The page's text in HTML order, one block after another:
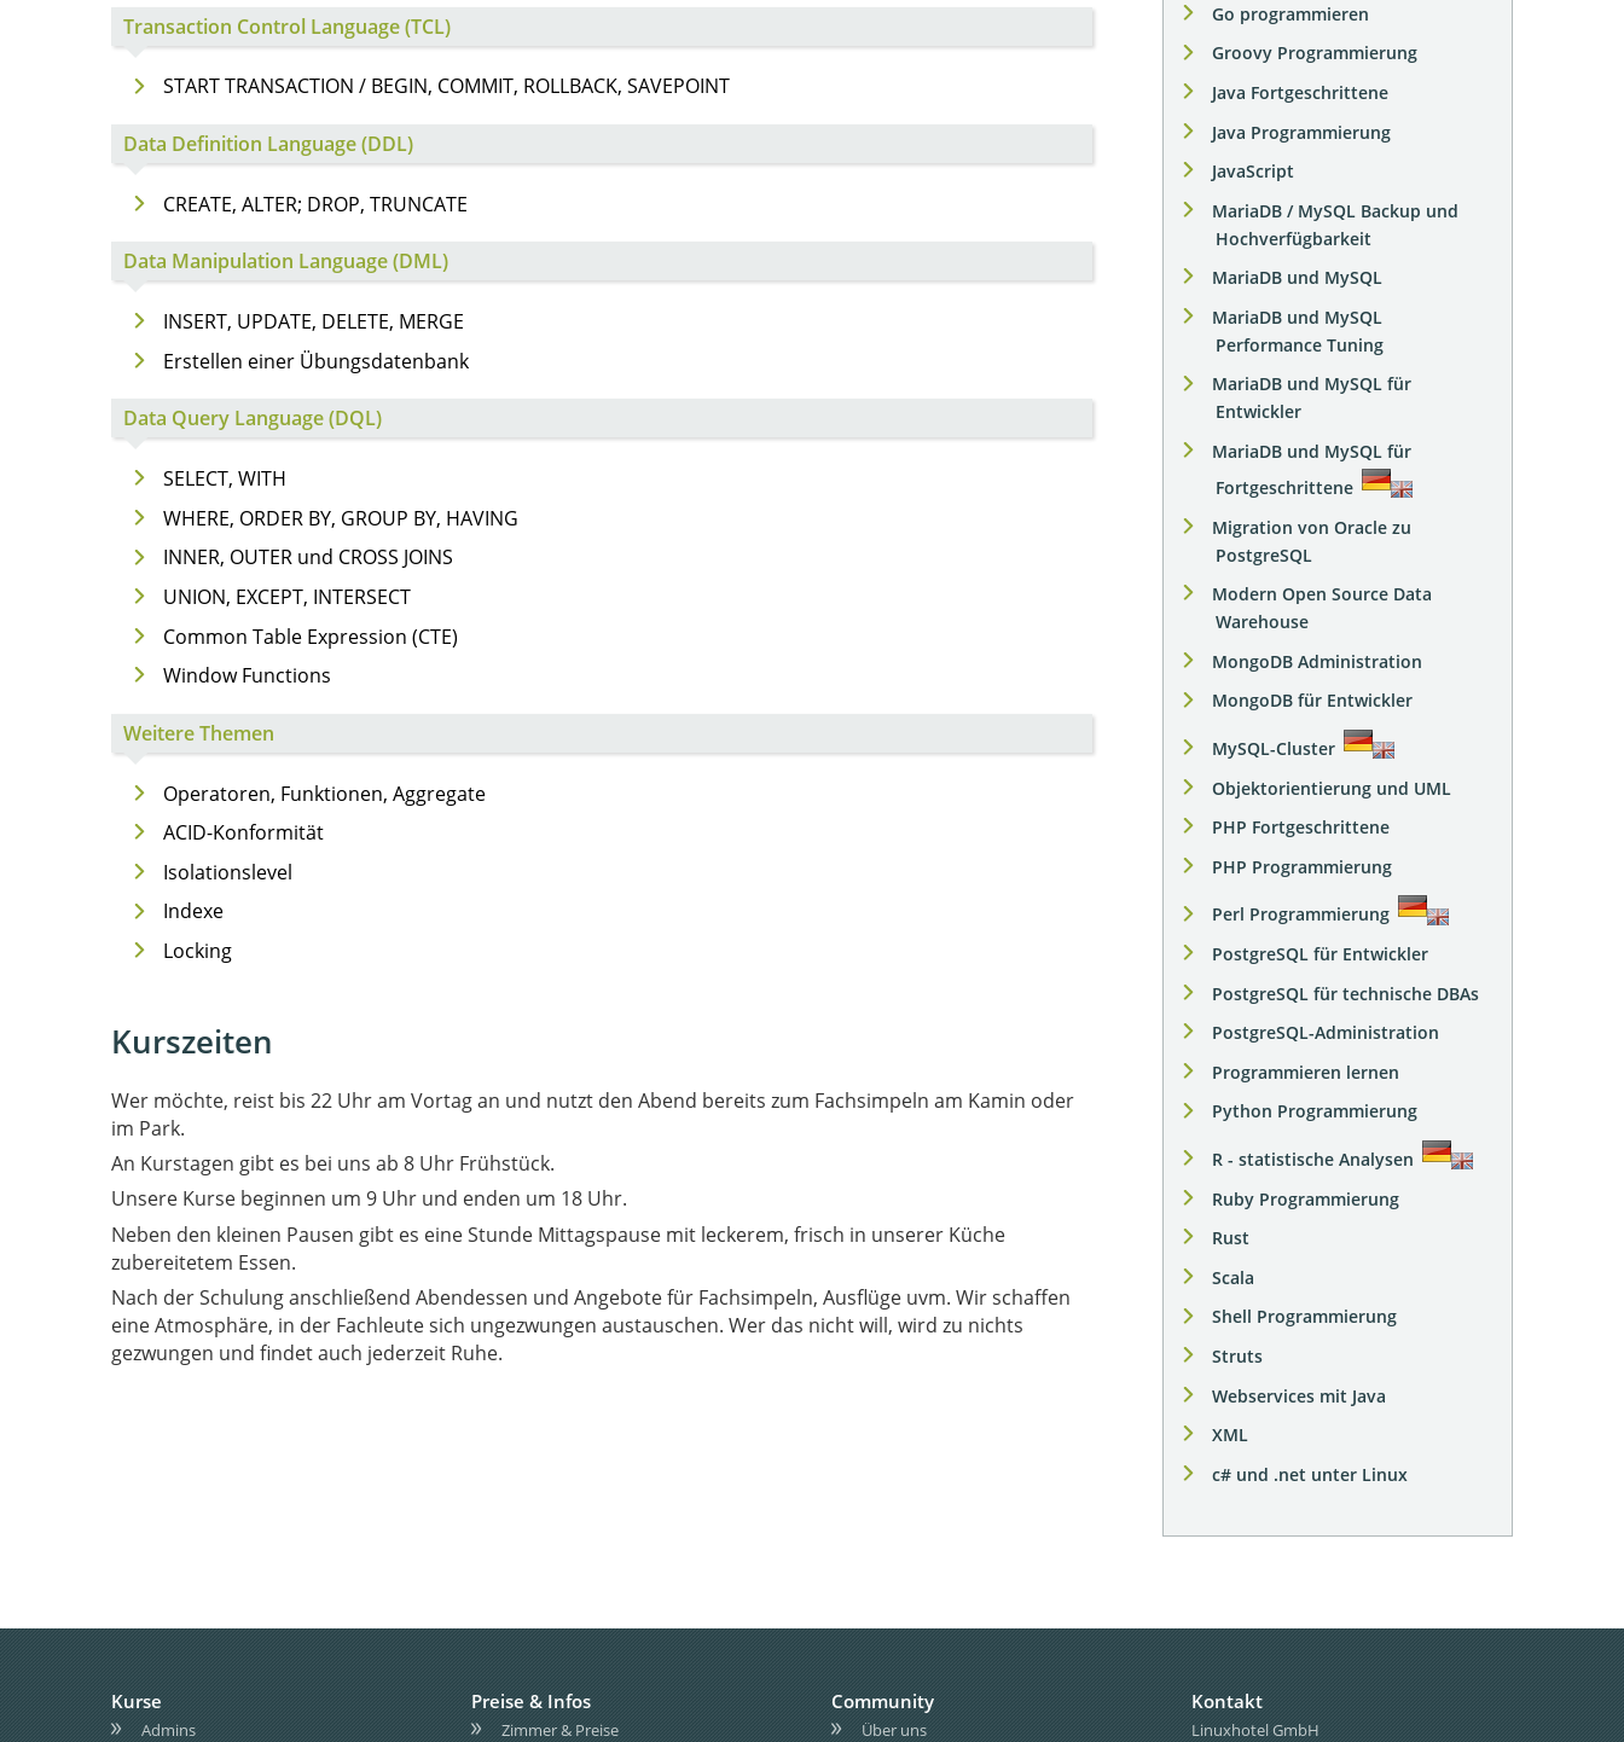
Transaction Control Language (TCL)
START TRANSACTION / BEGIN, COMMIT, ROLLBACK, SAVEPOINT
Data Definition Language (DDL)
CREATE, ALTER; DROP, TRUNCATE
Data Manipulation Language (DML)
INSERT, UPDATE, DELETE, MERGE
Erstellen einer Übungsdatenbank
Data Query Language (DQL)
SELECT, WITH
WHERE, ORDER BY, GROUP BY, HAVING
INNER, OUTER und CROSS JOINS
UNION, EXCEPT, INTERSECT
Common Table Expression (CTE)
Window Functions
Weitere Themen
Operatoren, Funktionen, Aggregate
ACID-Konformität
Isolationslevel
Indexe
Locking
Kurszeiten
Wer möchte, reist bis 22 Uhr am Vortag an und nutzt den Abend bereits zum Fachsimpeln am Kamin oder
im Park.
An Kurstagen gibt es bei uns ab 8 Uhr Frühstück.
Unsere Kurse beginnen um 9 Uhr und enden um 18 Uhr.
Neben den kleinen Pausen gibt es eine Stunde Mittagspause mit leckerem, frisch in unserer Küche
zubereitetem Essen.
Nach der Schulung anschließend Abendessen und Angebote für Fachsimpeln, Ausflüge uvm. Wir schaffen
eine Atmosphäre, in der Fachleute sich ungezwungen austauschen. Wer das nicht will, wird zu nichts
gezwungen und findet auch jederzeit Ruhe.
Go programmieren
Groovy Programmierung
Java Fortgeschrittene
Java Programmierung
JavaScript
MariaDB / MySQL Backup und
Hochverfügbarkeit
MariaDB und MySQL
MariaDB und MySQL
Performance Tuning
MariaDB und MySQL für
Entwickler
MariaDB und MySQL für
Fortgeschrittene
Migration von Oracle zu
PostgreSQL
Modern Open Source Data
Warehouse
MongoDB Administration
MongoDB für Entwickler
MySQL-Cluster
Objektorientierung und UML
PHP Fortgeschrittene
PHP Programmierung
Perl Programmierung
PostgreSQL für Entwickler
PostgreSQL für technische DBAs
PostgreSQL-Administration
Programmieren lernen
Python Programmierung
R - statistische Analysen
Ruby Programmierung
Rust
Scala
Shell Programmierung
Struts
Webservices mit Java
XML
c# und .net unter Linux
Kurse
Admins
Preise & Infos
Zimmer & Preise
Community
Über uns
Kontakt
Linuxhotel GmbH